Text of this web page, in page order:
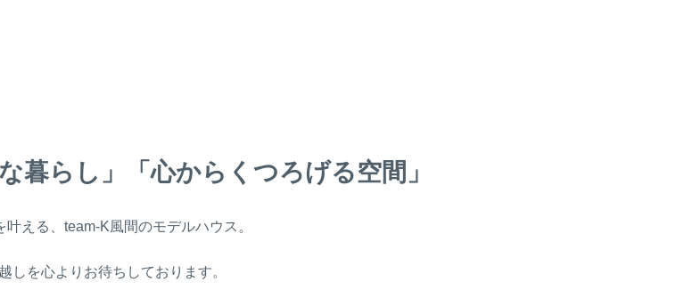
暮らし 」「心からくつろげる空間 」
える、team-K風間のモデルハウス。
しを心よりお待ちしております。